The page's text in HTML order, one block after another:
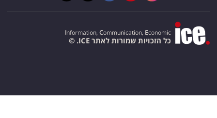
Information, Communication, Economic
כל הזכויות שמורות לאתר ICE. ©